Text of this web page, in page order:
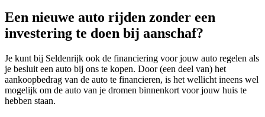
Een nieuwe auto rijden zonder een
investering te doen bij aanschaf?
Je kunt bij Seldenrijk ook de financiering voor jouw auto regelen als
je besluit een auto bij ons te kopen. Door (een deel van) het
aankoopbedrag van de auto te financieren, is het wellicht ineens wel
mogelijk om de auto van je dromen binnenkort voor jouw huis te
hebben staan.